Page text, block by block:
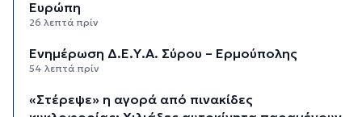
Ευρώπη
26 λεπτά πρίν
Ενημέρωση Δ.Ε.Υ.Α. Σύρου – Ερμούπολης
54 λεπτά πρίν
«Στέρεψε» η αγορά από πινακίδες